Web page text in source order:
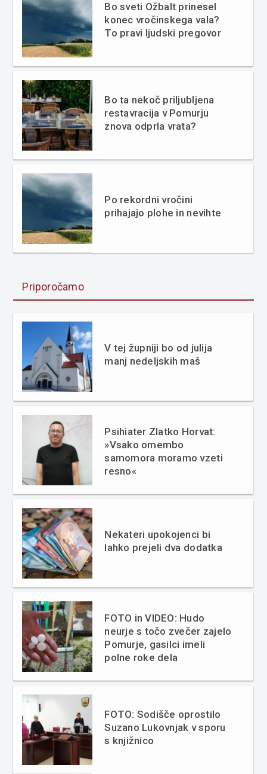
Bo sveti Ožbalt prinesel
konec vročinskega vala?
To pravi ljudski pregovor
Bo ta nekoč priljubljena
restavracija v Pomurju
znova odprla vrata?
Po rekordni vročini
prihajajo plohe in nevihte
Priporočamo
V tej župniji bo od julija
manj nedeljskih maš
Psihiater Zlatko Horvat:
»Vsako omembo
samomora moramo vzeti
resno«
Nekateri upokojenci bi
lahko prejeli dva dodatka
FOTO in VIDEO: Hudo
neurje s točo zvečer zajelo
Pomurje, gasilci imeli
polne roke dela
FOTO: Sodišče oprostilo
Suzano Lukovnjak v sporu
s knjižnico